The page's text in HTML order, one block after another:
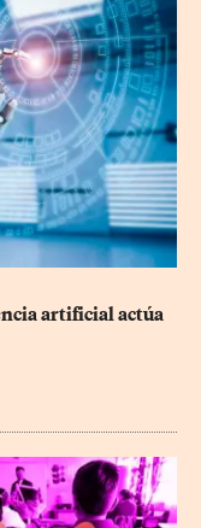
artificial actúa